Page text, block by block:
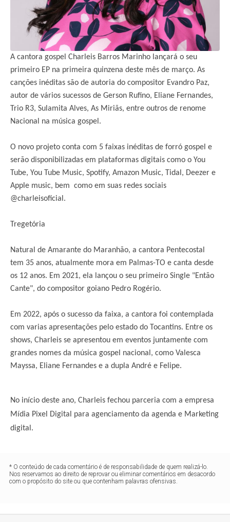
A cantora gospel Charleis Barros Marinho lançará o seu
primeiro EP na primeira quinzena deste mês de março. As
canções inéditas são de autoria do compositor Evandro Paz,
autor de vários sucessos de Gerson Rufino, Eliane Fernandes,
Trio R3, Sulamita Alves, As Miriãs, entre outros de renome
Nacional na música gospel.
O novo projeto conta com 5 faixas inéditas de forró gospel e
serão disponibilizadas em plataformas digitais como o You
Tube, You Tube Music, Spotify, Amazon Music, Tidal, Deezer e
Apple music, bem como em suas redes sociais
@charleisoficial.
Tregetória
Natural de Amarante do Maranhão, a cantora Pentecostal
tem 35 anos, atualmente mora em Palmas-TO e canta desde
os 12 anos. Em 2021, ela lançou o seu primeiro Single "Então
Cante", do compositor goiano Pedro Rogério.
Em 2022, após o sucesso da faixa, a cantora foi contemplada
com varias apresentações pelo estado do Tocantins. Entre os
shows, Charleis se apresentou em eventos juntamente com
grandes nomes da música gospel nacional, como Valesca
Mayssa, Eliane Fernandes e a dupla André e Felipe.
No início deste ano, Charleis fechou parceria com a empresa
Mídia Pixel Digital para agenciamento da agenda e Marketing
digital.
* O conteúdo de cada comentário é de responsabilidade de quem realizá-lo.
Nos reservamos ao direito de reprovar ou eliminar comentários em desacordo
com o propósito do site ou que contenham palavras ofensivas.